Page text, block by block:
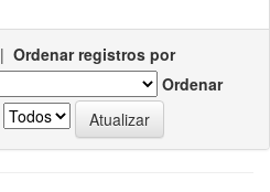
| Ordenar registros por
Ordenar